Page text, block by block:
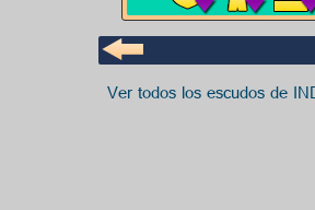
Ver todos los escudos de